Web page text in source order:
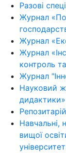
Разові
Журнал
Журнал
Журнал
контроль
Журнал
Науковий
дидактики»
Навчальні,
вищої